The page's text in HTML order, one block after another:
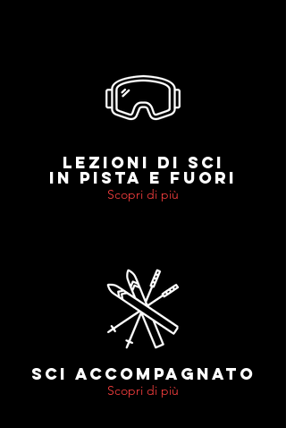
LEZIONI DI SCI
IN PISTA E FUORI
Scopri di più
SCI ACCOMPAGNATO
Scopri di più